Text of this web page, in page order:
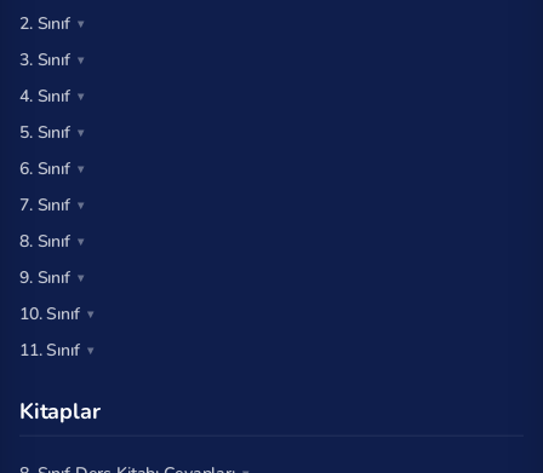
2. Sınıf
3. Sınıf
4. Sınıf
5. Sınıf
6. Sınıf
7. Sınıf
8. Sınıf
9. Sınıf
10. Sınıf
11. Sınıf
Kitaplar